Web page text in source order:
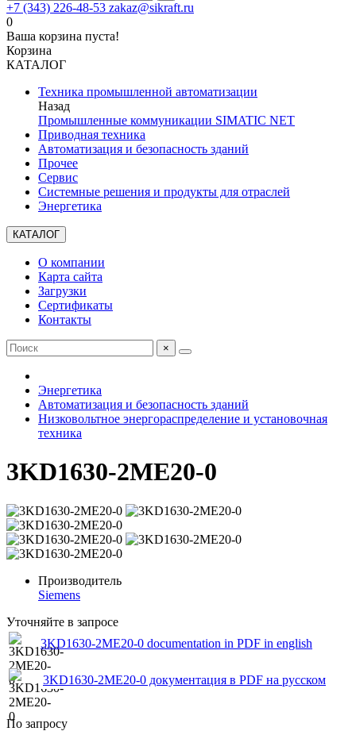
+7 (343) 226-48-53 zakaz@sikraft.ru
0
Ваша корзина пуста!
Корзина
КАТАЛОГ
Техника промышленной автоматизации
Назад
Промышленные коммуникации SIMATIC NET
Приводная техника
Автоматизация и безопасность зданий
Прочее
Сервис
Системные решения и продукты для отраслей
Энергетика
КАТАЛОГ
О компании
Карта сайта
Загрузки
Сертификаты
Контакты
×
Энергетика
Автоматизация и безопасность зданий
Низковольтное энергораспределение и установочная
техника
3KD1630-2ME20-0
Производитель
Siemens
Уточняйте в запросе
3KD1630-2ME20-0 documentation in PDF in english
3KD1630-2ME20-0 документация в PDF на русском
По запросу